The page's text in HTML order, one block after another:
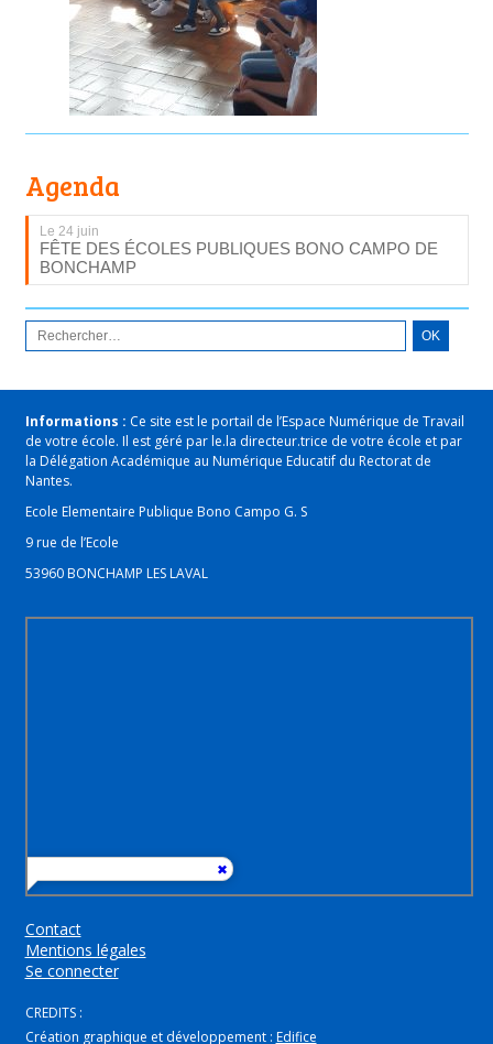
Agenda
Le 24 juin
FÊTE DES ÉCOLES PUBLIQUES BONO CAMPO DE
BONCHAMP
Informations : Ce site est le portail de l’Espace Numérique de Travail
de votre école. Il est géré par le.la directeur.trice de votre école et par
la Délégation Académique au Numérique Educatif du Rectorat de
Nantes.
Ecole Elementaire Publique Bono Campo G. S
9 rue de l’Ecole
53960 BONCHAMP LES LAVAL
Contact
Mentions légales
Se connecter
CREDITS :
Création graphique et développement : Edifice